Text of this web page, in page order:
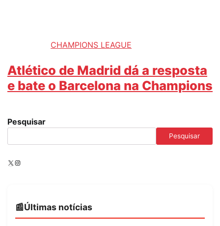
CHAMPIONS LEAGUE
Atlético de Madrid dá a resposta
e bate o Barcelona na Champions
Pesquisar
Pesquisar
X Instagram
Últimas notícias